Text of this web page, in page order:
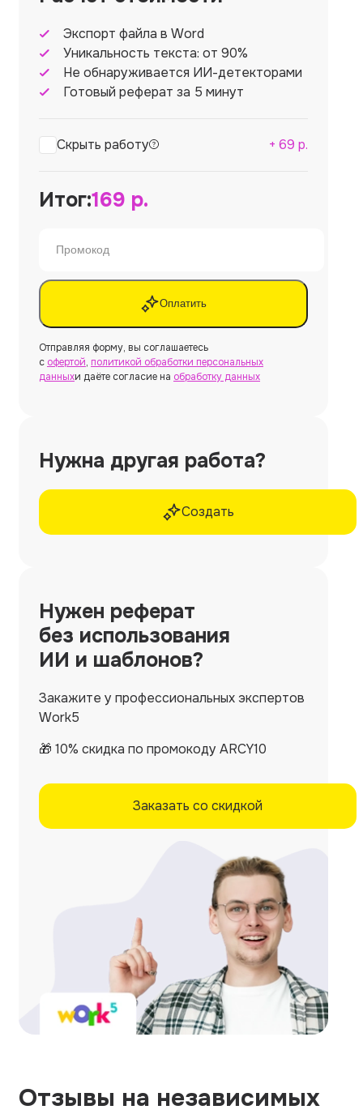
Экспорт файла в Word
Уникальность текста: от 90%
Не обнаруживается ИИ-детекторами
Готовый реферат за 5 минут
Скрыть работу + 69 р.
Итог:169 р.
Оплатить
Отправляя форму, вы соглашаетесь
с офертой, политикой обработки персональных
данныхи даёте согласие на обработку данных
Нужна другая работа?
Создать
Нужен реферат
без использования
ИИ и шаблонов?
Закажите у профессиональных экспертов
Work5
🎁 10% скидка по промокоду ARCY10
Заказать со скидкой
Отзывы на независимых